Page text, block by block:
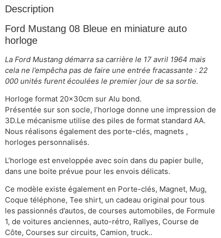
Description
Ford Mustang 08 Bleue en miniature auto
horloge
La Ford Mustang démarra sa carrière le 17 avril 1964 mais
cela ne l’empêcha pas de faire une entrée fracassante : 22
000 unités furent écoulées le premier jour de sa sortie.
Horloge format 20x30cm sur Alu bond.
Présentée sur son socle, l’horloge donne une impression de
3D.Le mécanisme utilise des piles de format standard AA.
Nous réalisons également des porte-clés, magnets ,
horloges personnalisés.
L’horloge est enveloppée avec soin dans du papier bulle,
dans une boite prévue pour les envois délicats.
Ce modèle existe également en Porte-clés, Magnet, Mug,
Coque téléphone, Tee shirt, un cadeau original pour tous
les passionnés d’autos, de courses automobiles, de Formule
1, de voitures anciennes, auto-rétro, Rallyes, Course de
Côte, Courses sur circuits, Camion, truck..